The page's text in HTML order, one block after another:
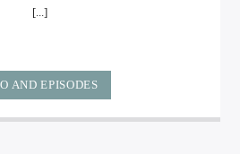
[...]
AND EPISODES